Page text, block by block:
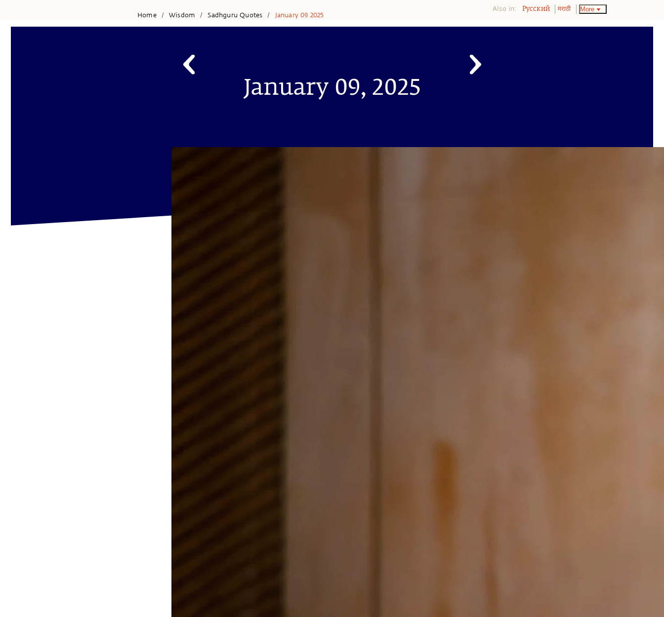
Home / Wisdom / Sadhguru Quotes / January 09 2025
Also in: Pусский मराठी More
January 09, 2025